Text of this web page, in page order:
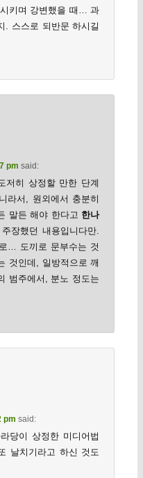
키며 강변했을 때… 과
. 스스로 되반문 하시길
pm said:
저히 상정할 만한 단계
라서, 원외에서 충분히
말든 해야 한다고 한나
주장했던 내용입니다만.
… 도끼로 문부수는 것
것인데, 일방적으로 깨
범주에서, 분노 정도는
pm said:
당이 상정한 미디어법
날치기라고 하신 것도